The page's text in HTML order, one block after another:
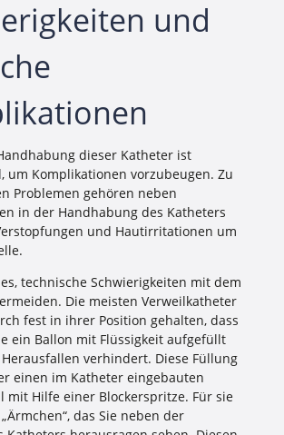
und
dieser Katheter ist
um Komplikationen vorzubeugen. Zu
Problemen gehören neben
in der Handhabung des Katheters
und Hautirritationen um
technische Schwierigkeiten mit dem
Die meisten Verweilkatheter
fest in ihrer Position gehalten, dass
ein Ballon mit Flüssigkeit aufgefüllt
verhindert. Diese Füllung
einen im Katheter eingebauten
mit Hilfe einer Blockerspritze. Für sie
das Sie neben der